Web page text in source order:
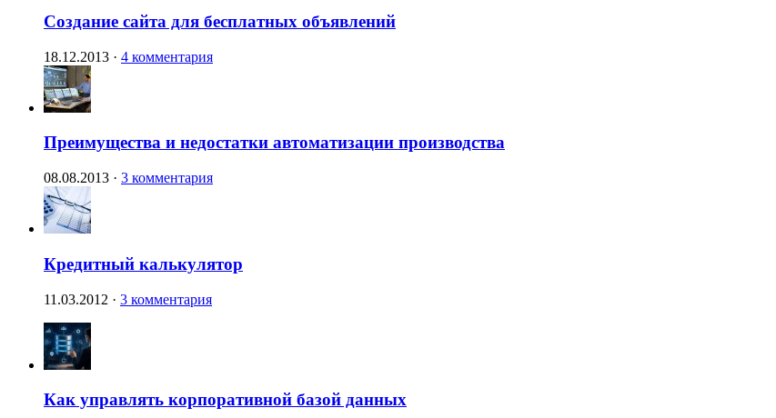
Создание сайта для бесплатных объявлений
18.12.2013 · 4 комментария
Преимущества и недостатки автоматизации производства
08.08.2013 · 3 комментария
Кредитный калькулятор
11.03.2012 · 3 комментария
Как управлять корпоративной базой данных